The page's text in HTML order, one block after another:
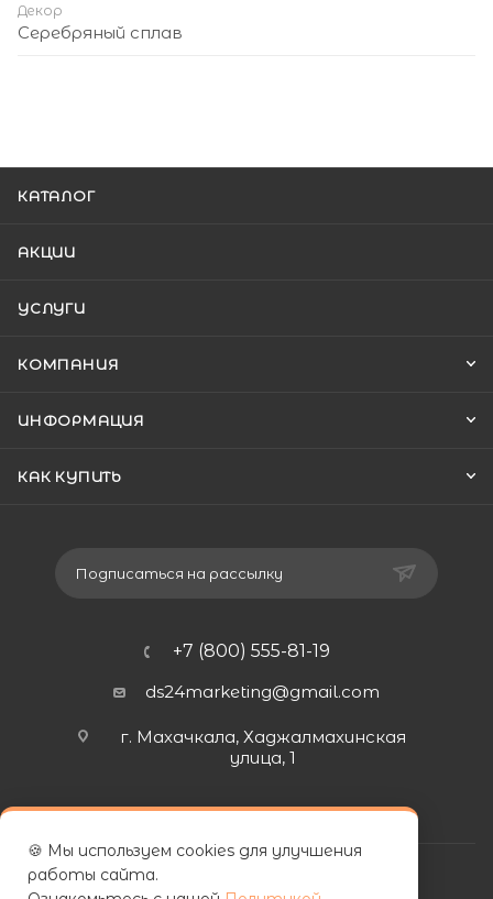
Декор
Серебряный сплав
КАТАЛОГ
АКЦИИ
УСЛУГИ
КОМПАНИЯ
ИНФОРМАЦИЯ
КАК КУПИТЬ
Подписаться на рассылку
+7 (800) 555-81-19
ds24marketing@gmail.com
г. Махачкала, Хаджалмахинская
улица, 1
🍪 Мы используем cookies для улучшения
работы сайта.